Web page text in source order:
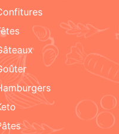
confitures
fêtes
gâteaux
goûter
hamburgers
keto
pâtes